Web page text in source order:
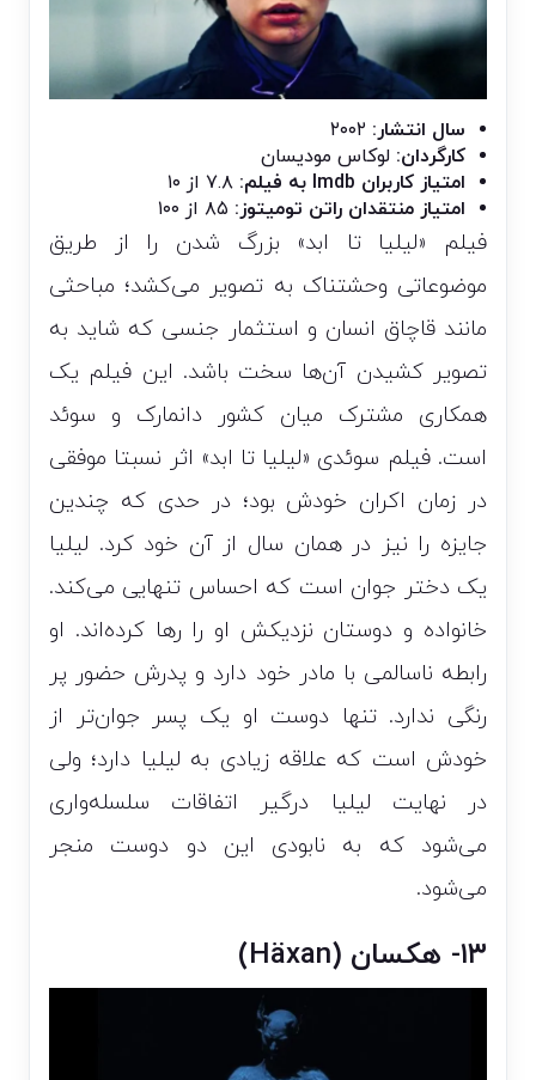
سال انتشار:
کارگردان: لوکاس مودیسان
امتیاز کاربران Imdb به فیلم:
۷.۸ از ۱۰
امتیاز منتقدان راتن تومیتوز:
فیلم «لیلیا تا ابد» بزرگ شدن را از طریق
موضوعاتی وحشتناک به تصویر می‌کشد؛ مباحثی
مانند قاچاق انسان و استثمار جنسی که شاید به
تصویر کشیدن آن‌ها سخت باشد. این فیلم یک
همکاری مشترک میان کشور دانمارک و سوئد
است. فیلم سوئدی «لیلیا تا ابد» اثر نسبتا موفقی
در زمان اکران خودش بود؛ در حدی که چندین
جایزه را نیز در همان سال از آن خود کرد. لیلیا
یک دختر جوان است که احساس تنهایی می‌کند.
خانواده و دوستان نزدیکش او را رها کرده‌اند. او
رابطه ناسالمی با مادر خود دارد و پدرش حضور پر
رنگی ندارد. تنها دوست او یک پسر جوان‌تر از
خودش است که علاقه زیادی به لیلیا دارد؛ ولی
در نهایت لیلیا درگیر اتفاقات سلسله‌واری
می‌شود که به نابودی این دو دوست منجر
می‌شود.
۱۳- هکسان (Häxan)